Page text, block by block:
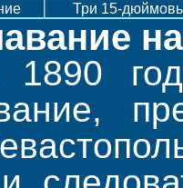
Три 15-
1890